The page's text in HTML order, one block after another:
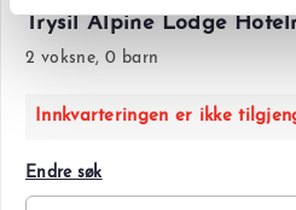
Trysil Alpine Lodge
2 voksne, 0 barn
Innkvarteringen er ikke
Endre søk